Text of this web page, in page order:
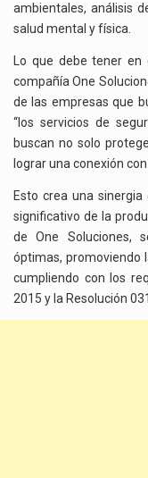
ambientales, análisis
salud mental y física.
Lo que debe tener
compañía One
de las empresas que
“los servicios de
buscan no solo
lograr una conexión
Esto crea una
significativo de la
de One Soluciones,
óptimas, promoviendo
cumpliendo con los
2015 y la Resolución